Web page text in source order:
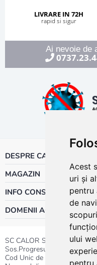
Acest
uri și
pentru
de
ului
pentru
LIVRARE IN 72H
rapid si sigur
Ai nevoie de
DESPRE CALOR
MAGAZIN
INFO CONSUMATOR
DOMENII ACTIVITATE
SC CALOR SRL
Sos.Progresului nr.30-40,
Cod Unic de Inregistrare: